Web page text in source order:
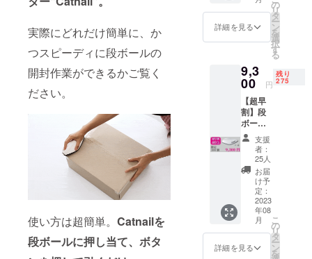
実際にどれだけ簡単に、か
つスピーディに段ボールの
開封作業ができるかご覧く
ださい。
使い方は超簡単。 Catnailを
段ボールに押し当て、ボタ
30％OF
F】
【セッ
ト内
本体2個
・スト
ラップ2
個 ・替
え刃4個
詳細を見る
の
リ
タ
ー
ン
を
選
択
す
る
9,3
00 円
残り
275
【超早
割】段
ボール
カッ
ター
Catnail
×4個
【一般
販売予
定価格
15,600
円の
40％OF
F】
【セッ
支援
者：
25人
お届
け予
定：
2023
年08
月
詳細を見る
こ
の
リ
タ
ー
ン
を